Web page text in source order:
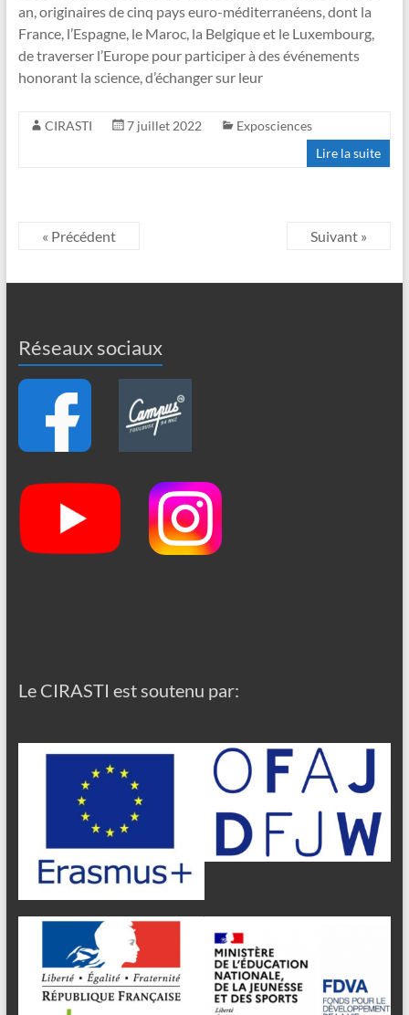
an, originaires de cinq pays euro-méditerranéens, dont la
France, l’Espagne, le Maroc, la Belgique et le Luxembourg,
de traverser l’Europe pour participer à des événements
honorant la science, d’échanger sur leur
CIRASTI 7 juillet 2022
Exposciences
Lire la suite
« Précédent Suivant »
Réseaux sociaux
Le CIRASTI est soutenu par: